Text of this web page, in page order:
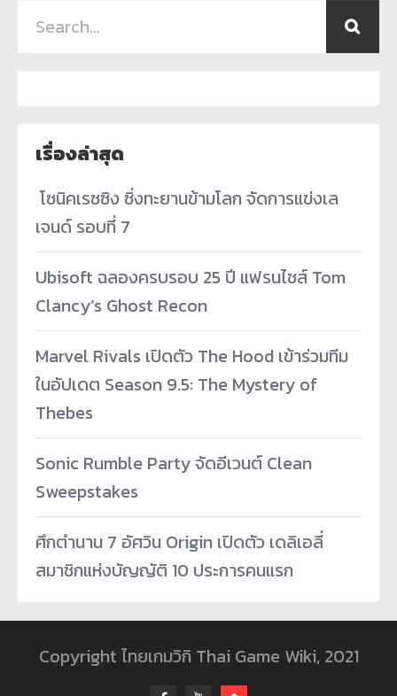
เรื่องล่าสุด
­ โซนิคเรซซิง ซิ่งทะยานข้ามโลก จัดการแข่งเล
เจนด์ รอบที่ 7
Ubisoft ฉลองครบรอบ 25 ปี แฟรนไชส์ Tom
Clancy’s Ghost Recon
Marvel Rivals เปิดตัว The Hood เข้าร่วมทีม
ในอัปเดต Season 9.5: The Mystery of
Thebes
Sonic Rumble Party จัดอีเวนต์ Clean
Sweepstakes
ศึกตำนาน 7 อัศวิน Origin เปิดตัว เดลิเอลี่
สมาชิกแห่งบัญญัติ 10 ประการคนแรก
Copyright ไทยเกมวิกิ Thai Game Wiki, 2021